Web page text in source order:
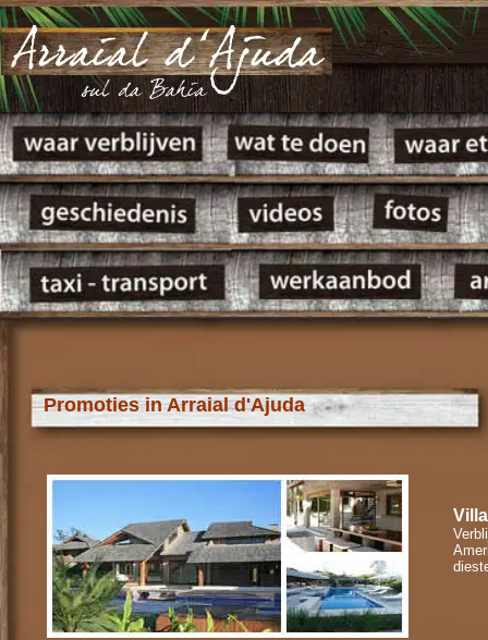
Promoties in Arraial d'Ajuda